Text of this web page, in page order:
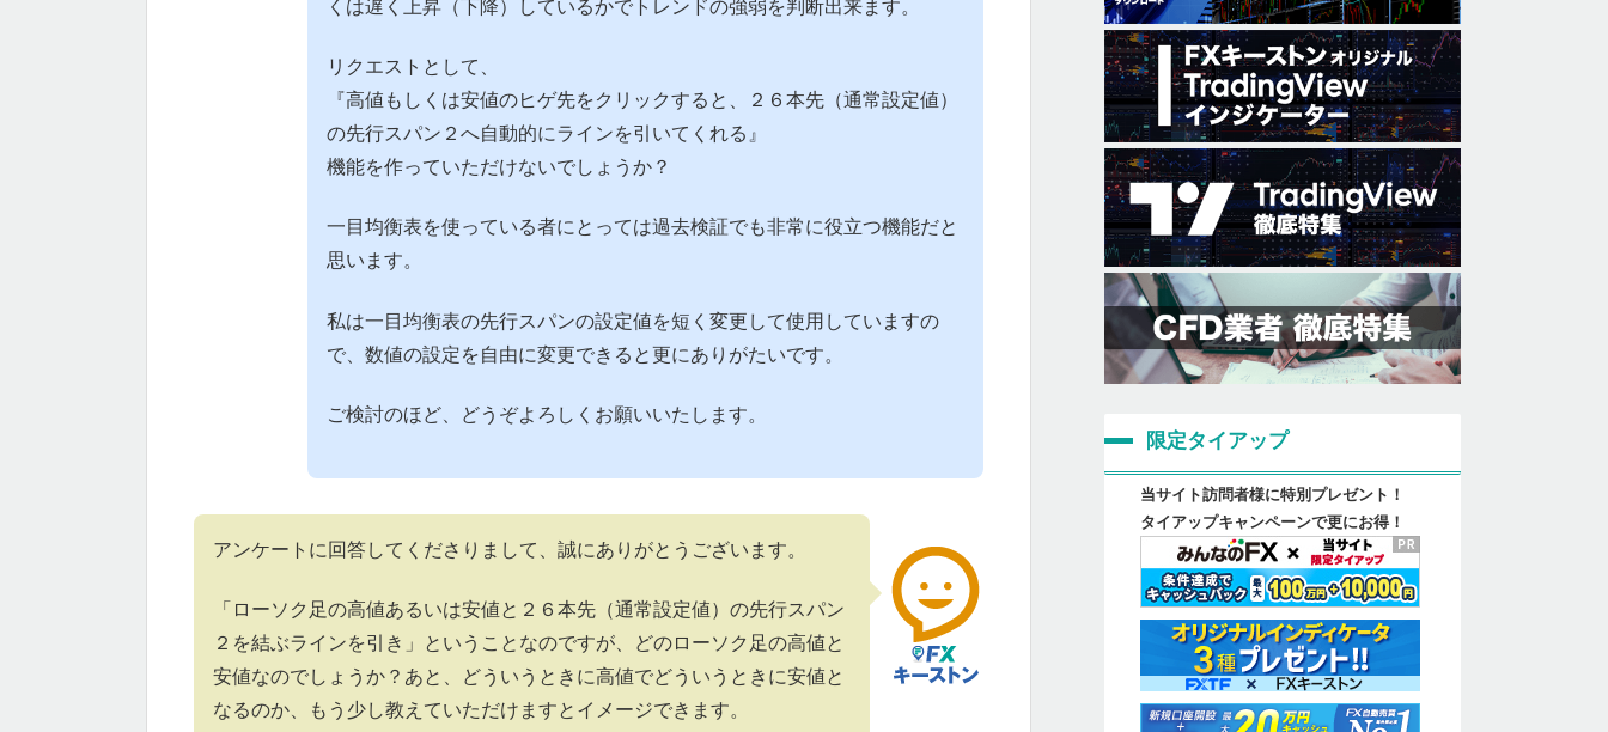
くは遅く上昇（下降）しているかでトレンドの強弱を判断出来ます。
リクエストとして、
『高値もしくは安値のヒゲ先をクリックすると、２６本先（通常設定値）
の先行スパン２へ自動的にラインを引いてくれる』
機能を作っていただけないでしょうか？
一目均衡表を使っている者にとっては過去検証でも非常に役立つ機能だと
思います。
私は一目均衡表の先行スパンの設定値を短く変更して使用していますの
で、数値の設定を自由に変更できると更にありがたいです。
ご検討のほど、どうぞよろしくお願いいたします。
アンケートに回答してくださりまして、誠にありがとうございます。
「ローソク足の高値あるいは安値と２６本先（通常設定値）の先行スパン
２を結ぶラインを引き」ということなのですが、どのローソク足の高値と
安値なのでしょうか？あと、どういうときに高値でどういうときに安値と
なるのか、もう少し教えていただけますとイメージできます。
限定タイアップ
当サイト訪問者様に特別プレゼント！
タイアップキャンペーンで更にお得！